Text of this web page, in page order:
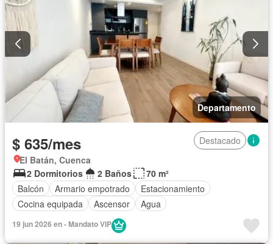
Departamento
$ 635/mes
Destacado
El Batán, Cuenca
2 Dormitorios
2 Baños
70 m²
Balcón
Armario empotrado
Estacionamiento
Cocina equipada
Ascensor Agua
19 jun 2026 en - Mandato VIP